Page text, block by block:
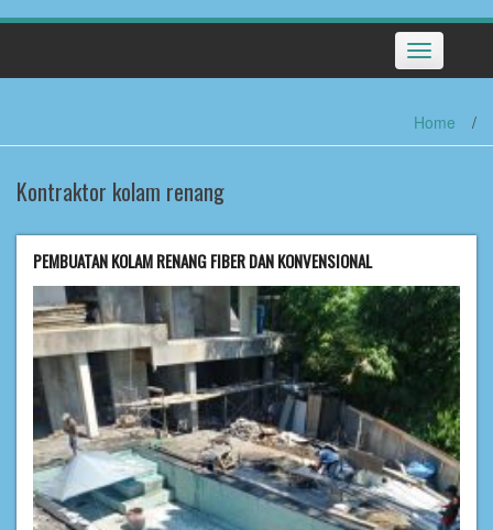
Toggle
navigation
Home /
Kontraktor kolam renang
PEMBUATAN KOLAM RENANG FIBER DAN KONVENSIONAL